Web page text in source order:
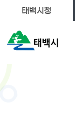
태백시청